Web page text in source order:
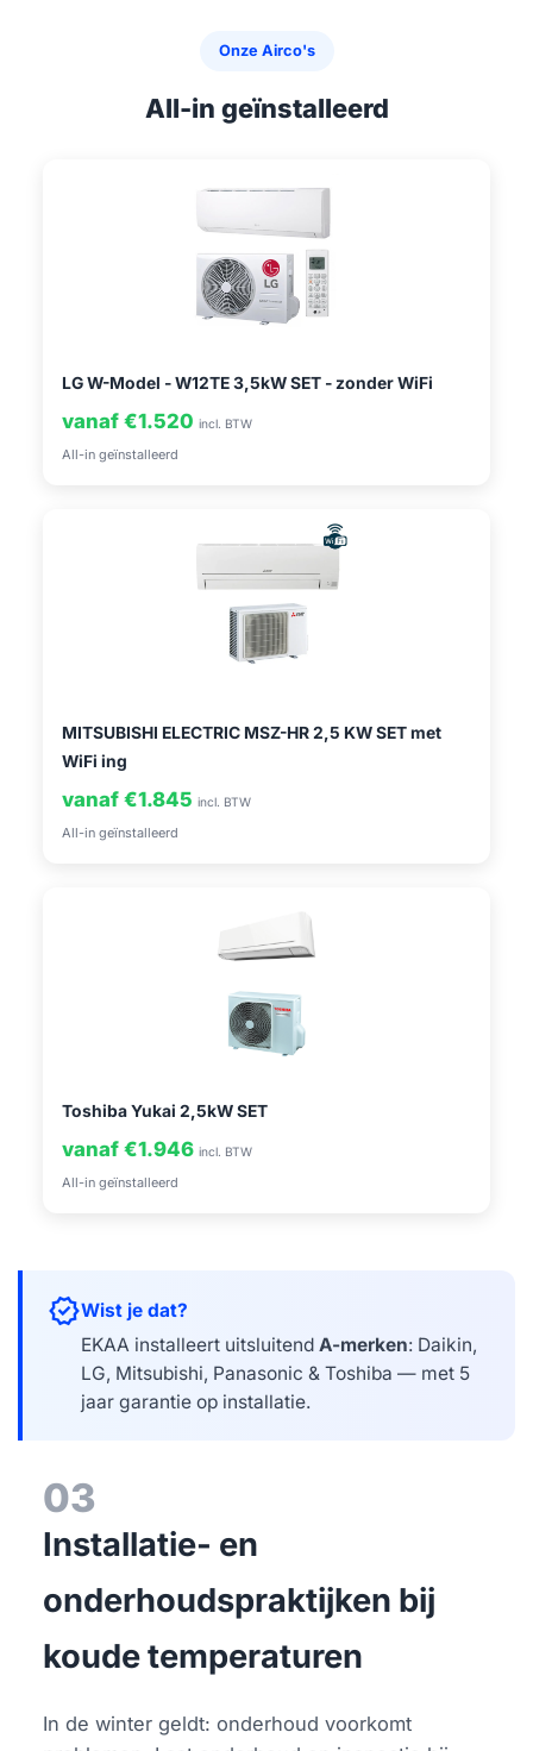
Onze Airco's
All-in geïnstalleerd
LG W-Model - W12TE 3,5kW SET - zonder WiFi
vanaf €1.520 incl. BTW
All-in geïnstalleerd
MITSUBISHI ELECTRIC MSZ-HR 2,5 KW SET met
WiFi ing
vanaf €1.845 incl. BTW
All-in geïnstalleerd
Toshiba Yukai 2,5kW SET
vanaf €1.946 incl. BTW
All-in geïnstalleerd
verifiedWist je dat?
EKAA installeert uitsluitendA-merken: Daikin,
LG, Mitsubishi, Panasonic & Toshiba — met 5
jaar garantie op installatie.
03
Installatie- en
onderhoudspraktijken bij
koude temperaturen
In de winter geldt: onderhoud voorkomt